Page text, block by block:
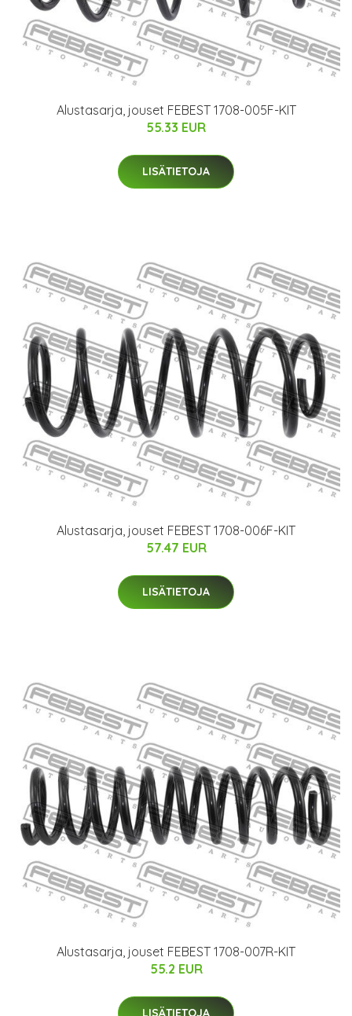
Alustasarja, jouset FEBEST 1708-005F-KIT
55.33 EUR
LISÄTIETOJA
Alustasarja, jouset FEBEST 1708-006F-KIT
57.47 EUR
LISÄTIETOJA
Alustasarja, jouset FEBEST 1708-007R-KIT
55.2 EUR
LISÄTIETOJA